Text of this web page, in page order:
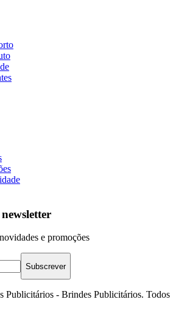
e promoções
Subscrever
Publicitários - Brindes Publicitários. Todos